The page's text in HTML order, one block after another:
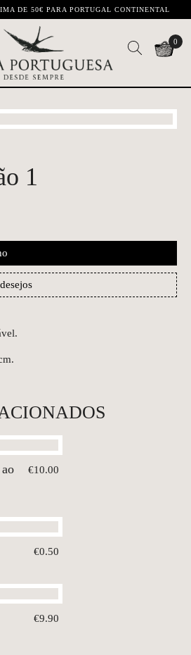
DE 50€ PARA PORTUGAL CONTINENTAL
0
1
€10.00
€0.50
€9.90